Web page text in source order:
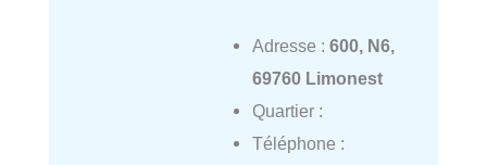
Adresse : 600, N6,
69760 Limonest
Quartier :
Téléphone :